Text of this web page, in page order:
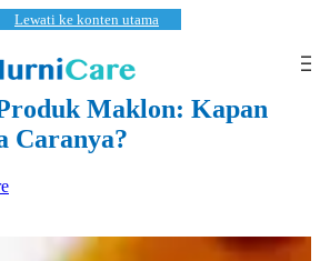
Lewati ke konten utama
Maklon: Kapan
Caranya?